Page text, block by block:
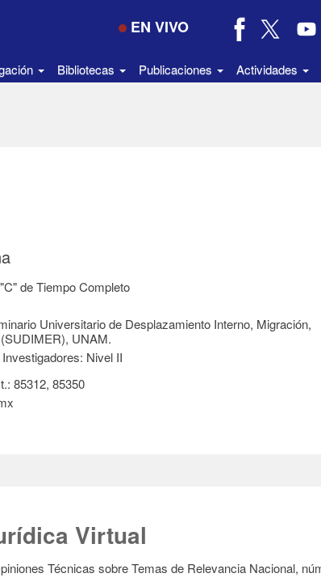
EN VIVO
Bibliotecas Publicaciones Actividades
de Tiempo Completo
Universitario de Desplazamiento Interno, Migración,
UNAM.
Nivel II
85312, 85350
Virtual
Técnicas sobre Temas de Relevancia Nacional,